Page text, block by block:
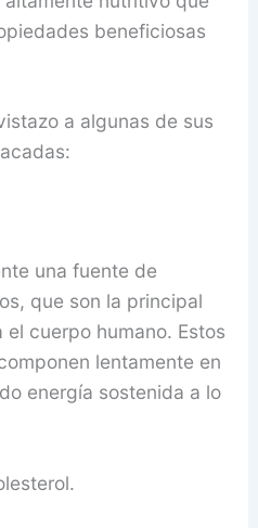
beneficiosas
a algunas de sus
una fuente de
que son la principal
cuerpo humano. Estos
lentamente en
energía sostenida a lo